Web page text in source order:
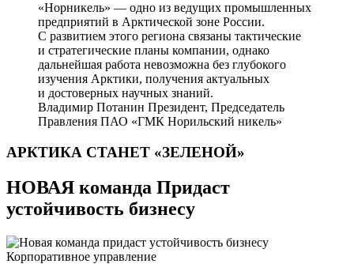
«Норникель» — одно из ведущих промышленных
предприятий в Арктической зоне России.
С развитием этого региона связаны тактические
и стратегические планы компании, однако
дальнейшая работа невозможна без глубокого
изучения Арктики, получения актуальных
и достоверных научных знаний.
Владимир Потанин Президент, Председатель
Правления ПАО «ГМК Норильский никель»
АРКТИКА СТАНЕТ «ЗЕЛЕНОЙ»
НОВАЯ команда Придаст
устойчивость бизнесу
Корпоративное управление